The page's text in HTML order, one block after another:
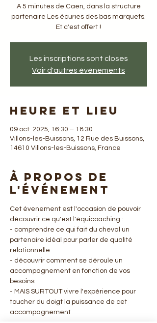
A 5 minutes de Caen, dans la structure
partenaire Les écuries des bas marquets.
Et c'est offert !
Les inscriptions sont closes
Voir d'autres événements
Heure et lieu
09 oct. 2025, 16:30 – 18:30
Villons-les-Buissons, 12 Rue des Buissons,
14610 Villons-les-Buissons, France
À propos de
l'événement
Cet évenement est l'occasion de pouvoir
découvrir ce qu'est l'équicoaching :
- comprendre ce qui fait du cheval un
partenaire idéal pour parler de qualité
relationnelle
- découvrir comment se déroule un
accompagnement en fonction de vos
besoins
- MAIS SURTOUT vivre l'expérience pour
toucher du doigt la puissance de cet
accompagnement